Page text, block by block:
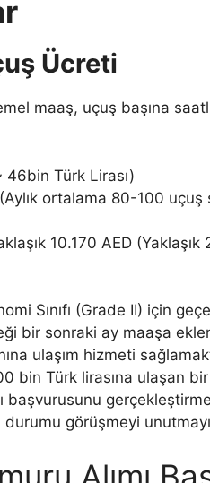
Ücreti
maaş, uçuş başına
46bin Türk Lirası)
ortalama 80-100 uçuş
10.170 AED
Sınıfı (Grade II) için
bir sonraki ay maaşa
ulaşım hizmeti
bin Türk lirasına ulaşan bir
başvurusunu
görüşmeyi